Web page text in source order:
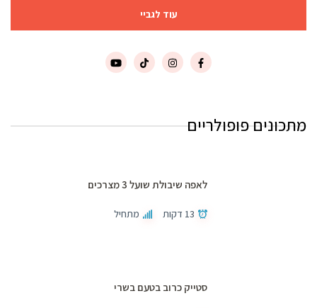
עוד לגביי
מתכונים פופולריים
לאפה שיבולת שועל 3 מצרכים
13 דקות מתחיל
סטייק כרוב בטעם בשרי